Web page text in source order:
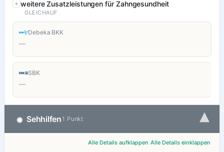
weitere Zusatzleistungen für Zahngesundheit
GLEICHAUF
Debeka BKK
—
SBK
—
◉ Sehhilfen 1 Punkt ▾
Alle Details aufklappen Alle Details einklappen